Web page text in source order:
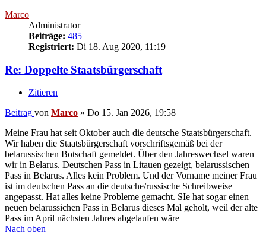
Marco
Administrator
Beiträge: 485
Registriert: Di 18. Aug 2020, 11:19
Re: Doppelte Staatsbürgerschaft
Zitieren
Beitrag von Marco » Do 15. Jan 2026, 19:58
Meine Frau hat seit Oktober auch die deutsche Staatsbürgerschaft.
Wir haben die Staatsbürgerschaft vorschriftsgemäß bei der
belarussischen Botschaft gemeldet. Über den Jahreswechsel waren
wir in Belarus. Deutschen Pass in Litauen gezeigt, belarussischen
Pass in Belarus. Alles kein Problem. Und der Vorname meiner Frau
ist im deutschen Pass an die deutsche/russische Schreibweise
angepasst. Hat alles keine Probleme gemacht. SIe hat sogar einen
neuen belarussichen Pass in Belarus dieses Mal geholt, weil der alte
Pass im April nächsten Jahres abgelaufen wäre
Nach oben